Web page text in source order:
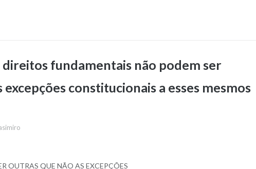
direitos fundamentais não podem ser
excepções constitucionais a esses mesmos
OUTRAS QUE NÃO AS EXCEPÇÕES